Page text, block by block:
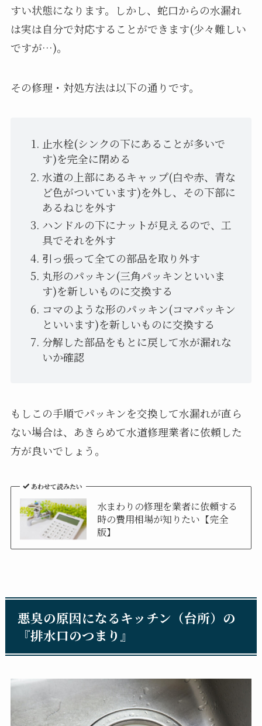
すい状態になります。しかし、蛇口からの水漏れ
は実は自分で対応することができます(少々難しい
ですが…)。
その修理・対処方法は以下の通りです。
止水栓(シンクの下にあることが多いで
す)を完全に閉める
水道の上部にあるキャップ(白や赤、青な
ど色がついています)を外し、その下部に
あるねじを外す
ハンドルの下にナットが見えるので、工
具でそれを外す
引っ張って全ての部品を取り外す
丸形のパッキン(三角パッキンといいま
す)を新しいものに交換する
コマのような形のパッキン(コマパッキン
といいます)を新しいものに交換する
分解した部品をもとに戻して水が漏れな
いか確認
もしこの手順でパッキンを交換して水漏れが直ら
ない場合は、あきらめて水道修理業者に依頼した
方が良いでしょう。
あわせて読みたい
水まわりの修理を業者に依頼する
時の費用相場が知りたい【完全
版】
悪臭の原因になるキッチン（台所）の
『排水口のつまり』